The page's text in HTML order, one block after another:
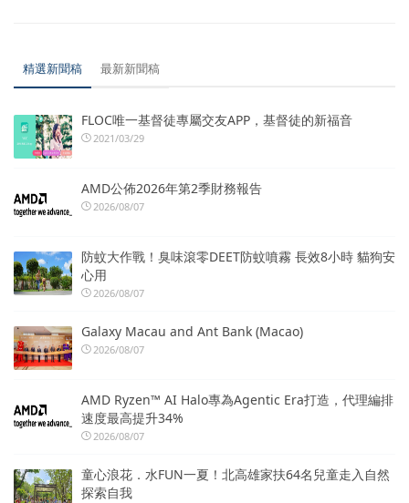
精選新聞稿 最新新聞稿
FLOC唯一基督徒專屬交友APP，基督徒的新福音
2021/03/29
AMD公佈2026年第2季財務報告
2026/08/07
防蚊大作戰！臭味滾零DEET防蚊噴霧 長效8小時 貓狗安
心用
2026/08/07
Galaxy Macau and Ant Bank (Macao)
2026/08/07
AMD Ryzen™ AI Halo專為Agentic Era打造，代理編排
速度最高提升34%
2026/08/07
童心浪花．水FUN一夏！北高雄家扶64名兒童走入自然
探索自我